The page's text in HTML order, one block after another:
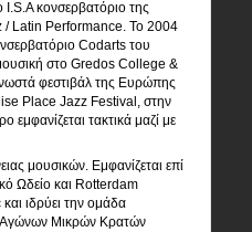
κονσερβατόριο της
/ Latin Performance. Το 2004
Codarts του
στο Gredos College &
φεστιβάλ της Ευρώπης
Place Jazz Festival, στην
τακτικά μαζί με
μουσικών. Εμφανίζεται επί
Ωδείο και Rotterdam
ιδρύει την ομάδα
Αγώνων Μικρών Κρατών